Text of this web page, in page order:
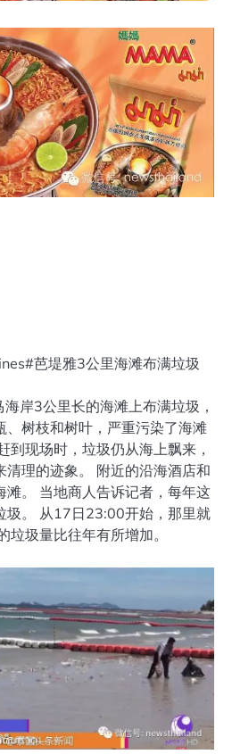
芭堤雅3公里海滩布满垃圾
岸3公里长的海滩上布满垃圾，
、树枝和树叶，严重污染了海滩
到现场时，垃圾仍从海上飘来，
理的迹象。 附近的沿海酒店和
滩。 当地商人告诉记者，每年这
圾。 从17日23:00开始，那里就
圾量比往年有所增加。